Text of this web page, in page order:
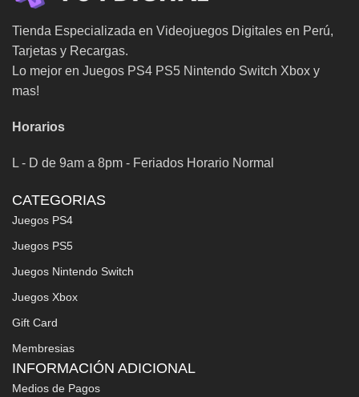
Tienda Especializada en Videojuegos Digitales en Perú,
Tarjetas y Recargas.
Lo mejor en Juegos PS4 PS5 Nintendo Switch Xbox y
mas!
Horarios
L - D de 9am a 8pm - Feriados Horario Normal
CATEGORIAS
Juegos PS4
Juegos PS5
Juegos Nintendo Switch
Juegos Xbox
Gift Card
Membresias
INFORMACIÓN ADICIONAL
Medios de Pagos